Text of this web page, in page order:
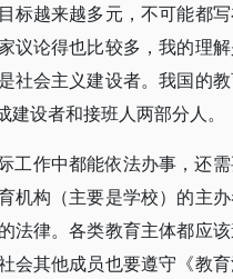
标越来越多元，不可能都
议论得也比较多，我的理
社会主义建设者。我国的
设者和接班人两部分人。
工作中都能依法办事，还
机构（主要是学校）的主
法律。各类教育主体都应
会其他成员也要遵守《教